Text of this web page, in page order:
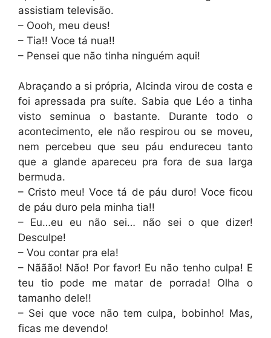
assistiam televisão.
– Oooh, meu deus!
– Tia!! Voce tá nua!!
– Pensei que não tinha ninguém aqui!
Abraçando a si própria, Alcinda virou de costa e
foi apressada pra suíte. Sabia que Léo a tinha
visto seminua o bastante. Durante todo o
acontecimento, ele não respirou ou se moveu,
nem percebeu que seu páu endureceu tanto
que a glande apareceu pra fora de sua larga
bermuda.
– Cristo meu! Voce tá de páu duro! Voce ficou
de páu duro pela minha tia!!
– Eu…eu eu não sei… não sei o que dizer!
Desculpe!
– Vou contar pra ela!
– Nããão! Não! Por favor! Eu não tenho culpa! E
teu tio pode me matar de porrada! Olha o
tamanho dele!!
– Sei que voce não tem culpa, bobinho! Mas,
ficas me devendo!